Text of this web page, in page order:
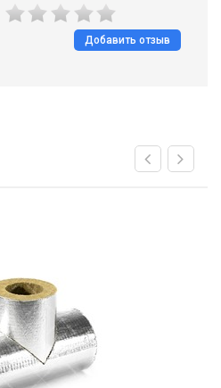
Добавить отзыв